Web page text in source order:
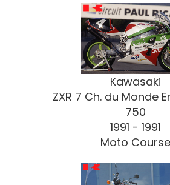
Kawasaki
ZXR 7 Ch. du Monde
750
1991 - 1991
Moto Course